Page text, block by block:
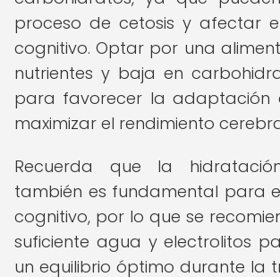
proceso de cetosis y afectar
cognitivo. Optar por una
nutrientes y baja en
para favorecer la adaptación
maximizar el rendimiento
Recuerda que la
también es fundamental para
cognitivo, por lo que se
suficiente agua y electrolitos
un equilibrio óptimo durante la